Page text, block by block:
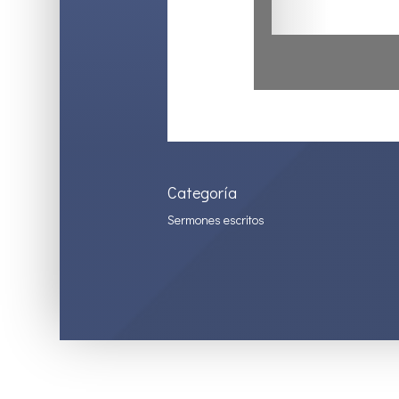
Categoría
Sermones escritos